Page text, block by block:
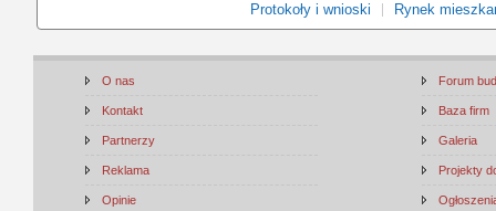
Protokoły i wnioski
Rynek
O nas
Kontakt
Partnerzy
Reklama
Opinie
Forum
Baza firm
Galeria
Projekty